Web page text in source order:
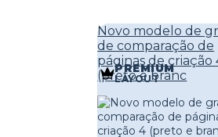
Novo modelo de
de comparação de
páginas de criação
(preto e branc
PREMIUM
LAYOUT